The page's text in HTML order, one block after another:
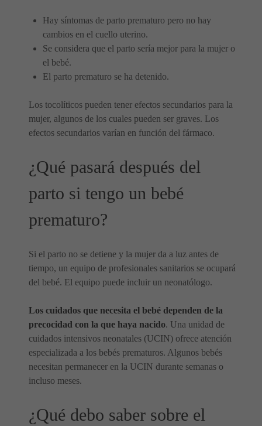
Hay síntomas de parto prematuro pero no hay
cambios en el cuello uterino.
Se considera que el parto sería mejor para la mujer o
el bebé.
El parto prematuro se ha detenido.
Los tocolíticos pueden tener efectos secundarios para la
mujer, algunos de los cuales pueden ser graves. Los
efectos secundarios varían en función del fármaco.
¿Qué pasará después del
parto si tengo un bebé
prematuro?
Si el parto no se detiene y la mujer da a luz antes de
tiempo, un equipo de profesionales sanitarios se ocupará
del bebé. El equipo puede incluir un neonatólogo.
Los cuidados que necesita el bebé dependen de la
precocidad con la que haya nacido. Una unidad de
cuidados intensivos neonatales (UCIN) ofrece atención
especializada a los bebés prematuros. Algunos bebés
necesitan permanecer en la UCIN durante semanas o
incluso meses.
¿Qué debo saber sobre el